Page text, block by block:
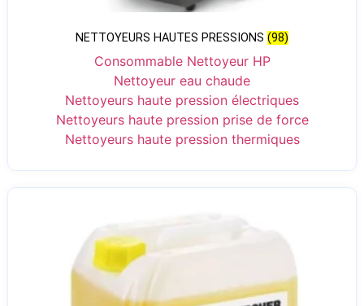
NETTOYEURS HAUTES PRESSIONS (98)
Consommable Nettoyeur HP
Nettoyeur eau chaude
Nettoyeurs haute pression électriques
Nettoyeurs haute pression prise de force
Nettoyeurs haute pression thermiques